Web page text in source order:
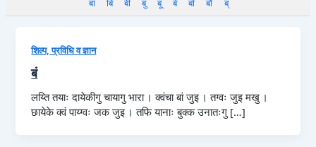
बा
बि बी बु बू बे बो बौ ब्
शिल्प, प्रविधि व ज्ञान
बं
लय्ति तयाः दायेकीगु चायागु भारा । क्वंचा बां जुइ । तग्वः जुइ मखु ।
छायेके क्वं पाय्ग्वः जक जुइ । तफि यानाः बुक्क उनातःगु […]